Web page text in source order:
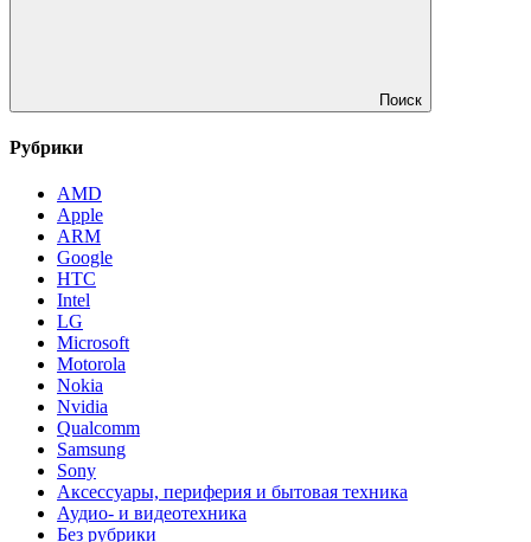
Поиск
Рубрики
AMD
Apple
ARM
Google
HTC
Intel
LG
Microsoft
Motorola
Nokia
Nvidia
Qualcomm
Samsung
Sony
Аксессуары, периферия и бытовая техника
Аудио- и видеотехника
Без рубрики